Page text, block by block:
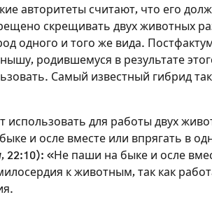
авторитеты считают, что его
скрещивать двух животных
одного и того же вида.
родившемуся в результате
Самый известный гибрид
использовать для работы двух
и осле вместе или впрягать в
, 22:10): «Не паши на быке и осле
к животным, так как
делать пометки на сайте,